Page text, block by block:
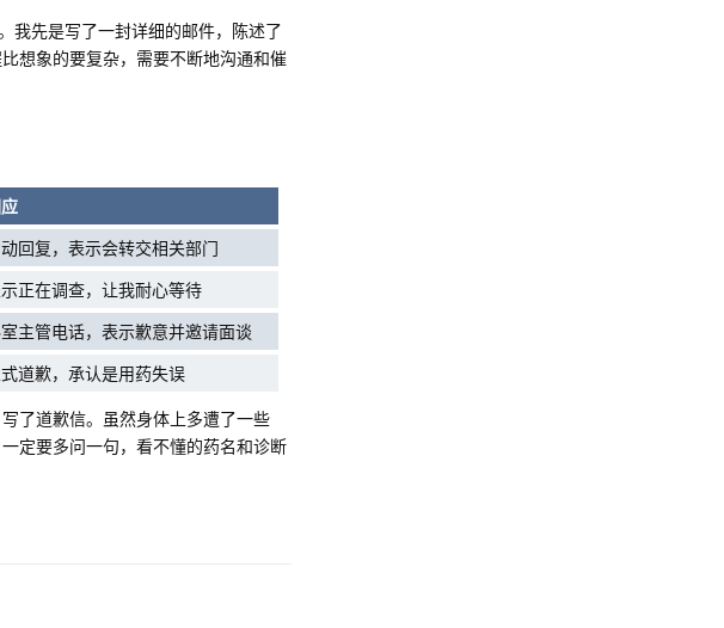
我先是写了一封详细的邮件，陈述了
想象的要复杂，需要不断地沟通和催
回复，表示会转交相关部门
正在调查，让我耐心等待
主管电话，表示歉意并邀请面谈
道歉，承认是用药失误
了道歉信。虽然身体上多遭了一些
定要多问一句，看不懂的药名和诊断